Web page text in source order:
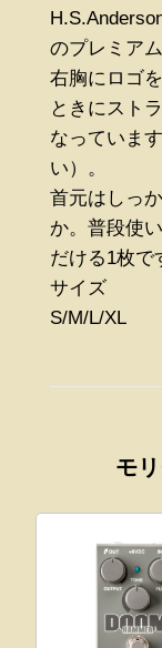
のプレミアム
右胸にロゴ
ときにスト
なっていま
い）。
首元はしっ
か。普段使
だける1枚で
サイズ
S/M/L/XL
モ